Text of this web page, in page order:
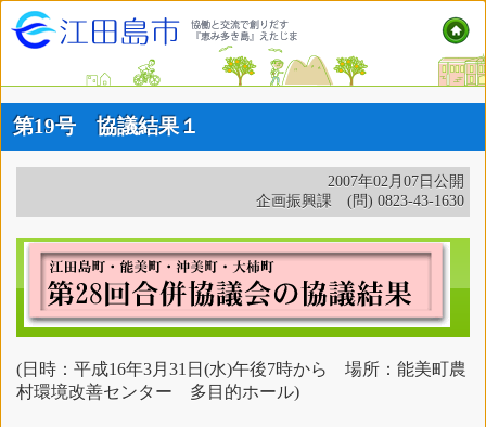
第19号 協議結果１
2007年02月07日公開
企画振興課 (問) 0823-43-1630
(日時：平成16年3月31日(水)午後7時から 場所：能美町農
村環境改善センター 多目的ホール)